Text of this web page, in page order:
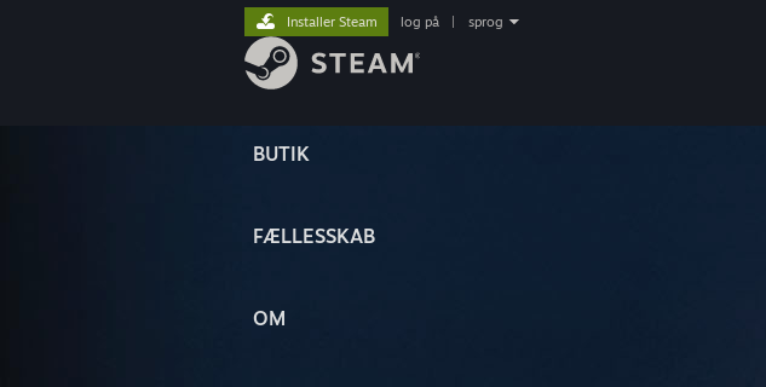
BUTIK
FÆLLESSKAB
OM
Installer Steam log på sprog